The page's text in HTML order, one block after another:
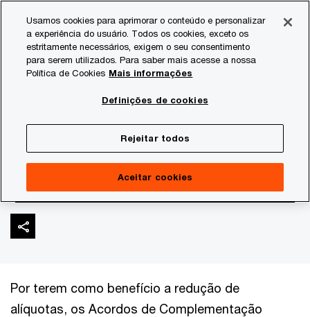
content
footer
Consultoria Tributária
Acordo de
Complementação
Econômica (ACE)
Por terem como benefício a redução de
alíquotas, os Acordos de Complementação
Usamos cookies para aprimorar o conteúdo e personalizar
a experiência do usuário. Todos os cookies, exceto os
estritamente necessários, exigem o seu consentimento
para serem utilizados. Para saber mais acesse a nossa
Política de Cookies Mais informações
Definições de cookies
Rejeitar todos
Aceitar cookies